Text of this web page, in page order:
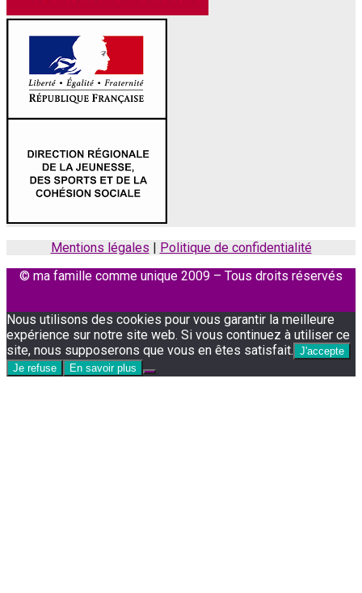
Mentions légales
Politique de confidentialité
© ma famille comme unique 2009 – Tous droits réservés
Nous utilisons des cookies pour vous garantir la meilleure
expérience sur notre site web. Si vous continuez à utiliser ce
site, nous supposerons que vous en êtes satisfait. J'accepte
Je refuse
En savoir plus